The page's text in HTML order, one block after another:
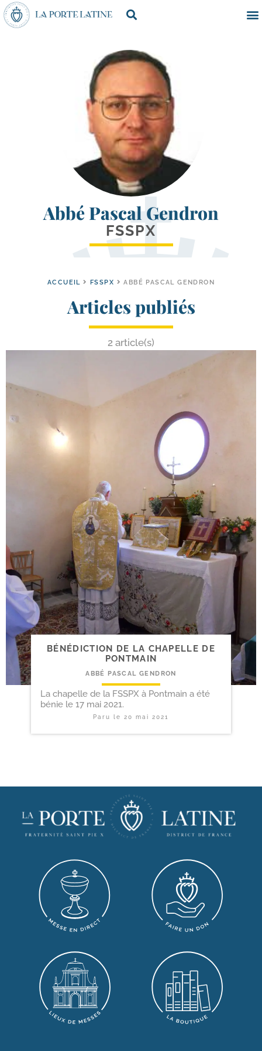
Abbé Pascal Gendron
FSSPX
ACCUEIL FSSPX ABBÉ PASCAL GENDRON
Articles publiés
2 article(s)
BÉNÉDICTION DE LA CHAPELLE DE
PONTMAIN
ABBÉ PASCAL GENDRON
La chapelle de la FSSPX à Pontmain a été
bénie le 17 mai 2021.
Paru le 20 mai 2021